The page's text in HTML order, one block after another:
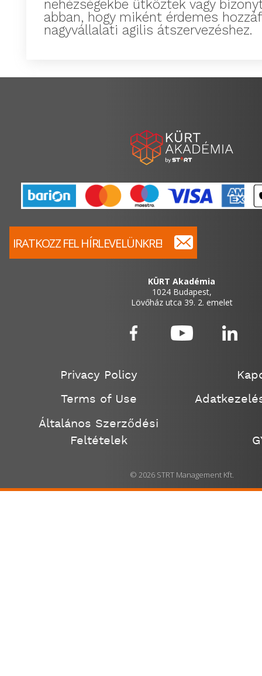
nehézségekbe ütköztek vagy
abban, hogy miként érdemes
nagyvállalati agilis átszervezéshez.
KÜRT Akadémia
1024 Budapest,
Lövőház utca 39. 2. emelet
IRATKOZZ FEL HÍRLEVELÜNKRE!
Privacy Policy
Terms of Use
Általános Szerződési
Feltételek
© 2026 STRT Management Kft.